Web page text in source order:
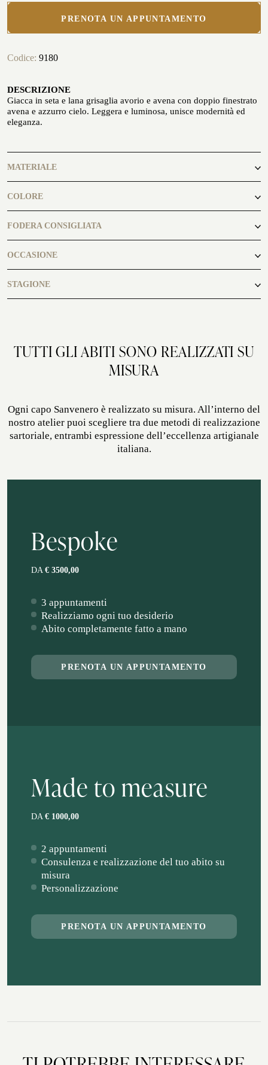
PERSONALIZZA LA TUA CAMICIA
NOLEGGIO SMOKING
LA STORIA
GLI ATELIER
ATELIER MILANO SFORZA
ATELIER SAVONA
SERVIZIO CORPORATE
PRENOTA UN APPUNTAMENTO
Codice: 9180
DESCRIZIONE
Giacca in seta e lana grisaglia avorio e avena con doppio finestrato
avena e azzurro cielo. Leggera e luminosa, unisce modernità ed
eleganza.
MATERIALE
55%Seta
45%Lana
COLORE
avena, avorio, azzurro
FODERA CONSIGLIATA
Lightbeige8202
OCCASIONE
casual
STAGIONE
TUTTI GLI ABITI SONO REALIZZATI SU
MISURA
Ogni capo Sanvenero è realizzato su misura. All’interno del
nostro atelier puoi scegliere tra due metodi di realizzazione
sartoriale, entrambi espressione dell’eccellenza artigianale
italiana.
Bespoke
DA € 3500,00
3 appuntamenti
Realizziamo ogni tuo desiderio
Abito completamente fatto a mano
PRENOTA UN APPUNTAMENTO
Made to measure
DA € 1000,00
2 appuntamenti
Consulenza e realizzazione del tuo abito su
misura
Personalizzazione
PRENOTA UN APPUNTAMENTO